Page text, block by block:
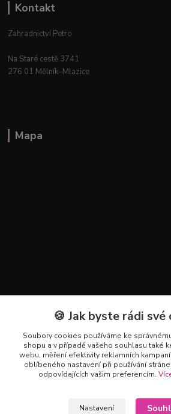
Kontakt
Zahradnictví Petro
Na Staré cestě 3741
276 01 Mělník–Mlazice
Mapa
Kontakty
+420 602 223 614
info@zahradnictvipetro.cz
🍪 Jak byste rádi své
Soubory cookies používáme ke
shopu a v případě vašeho souhlasu také
webu, měření efektivity reklamních
oblíbeného nastavení při používání
odpovídajících vašim preferencím.
Nastavení